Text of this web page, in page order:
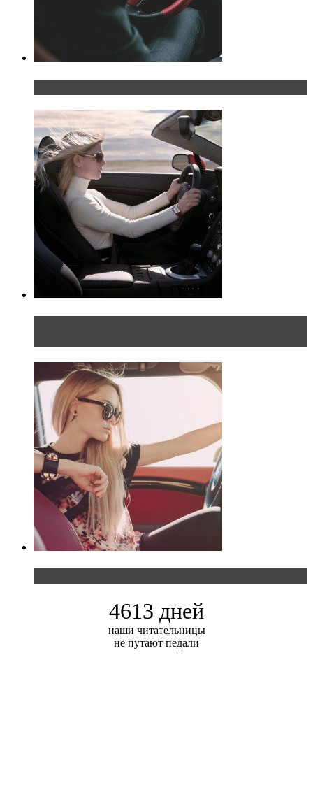
4613 дней
наши читательницы
не путают педали